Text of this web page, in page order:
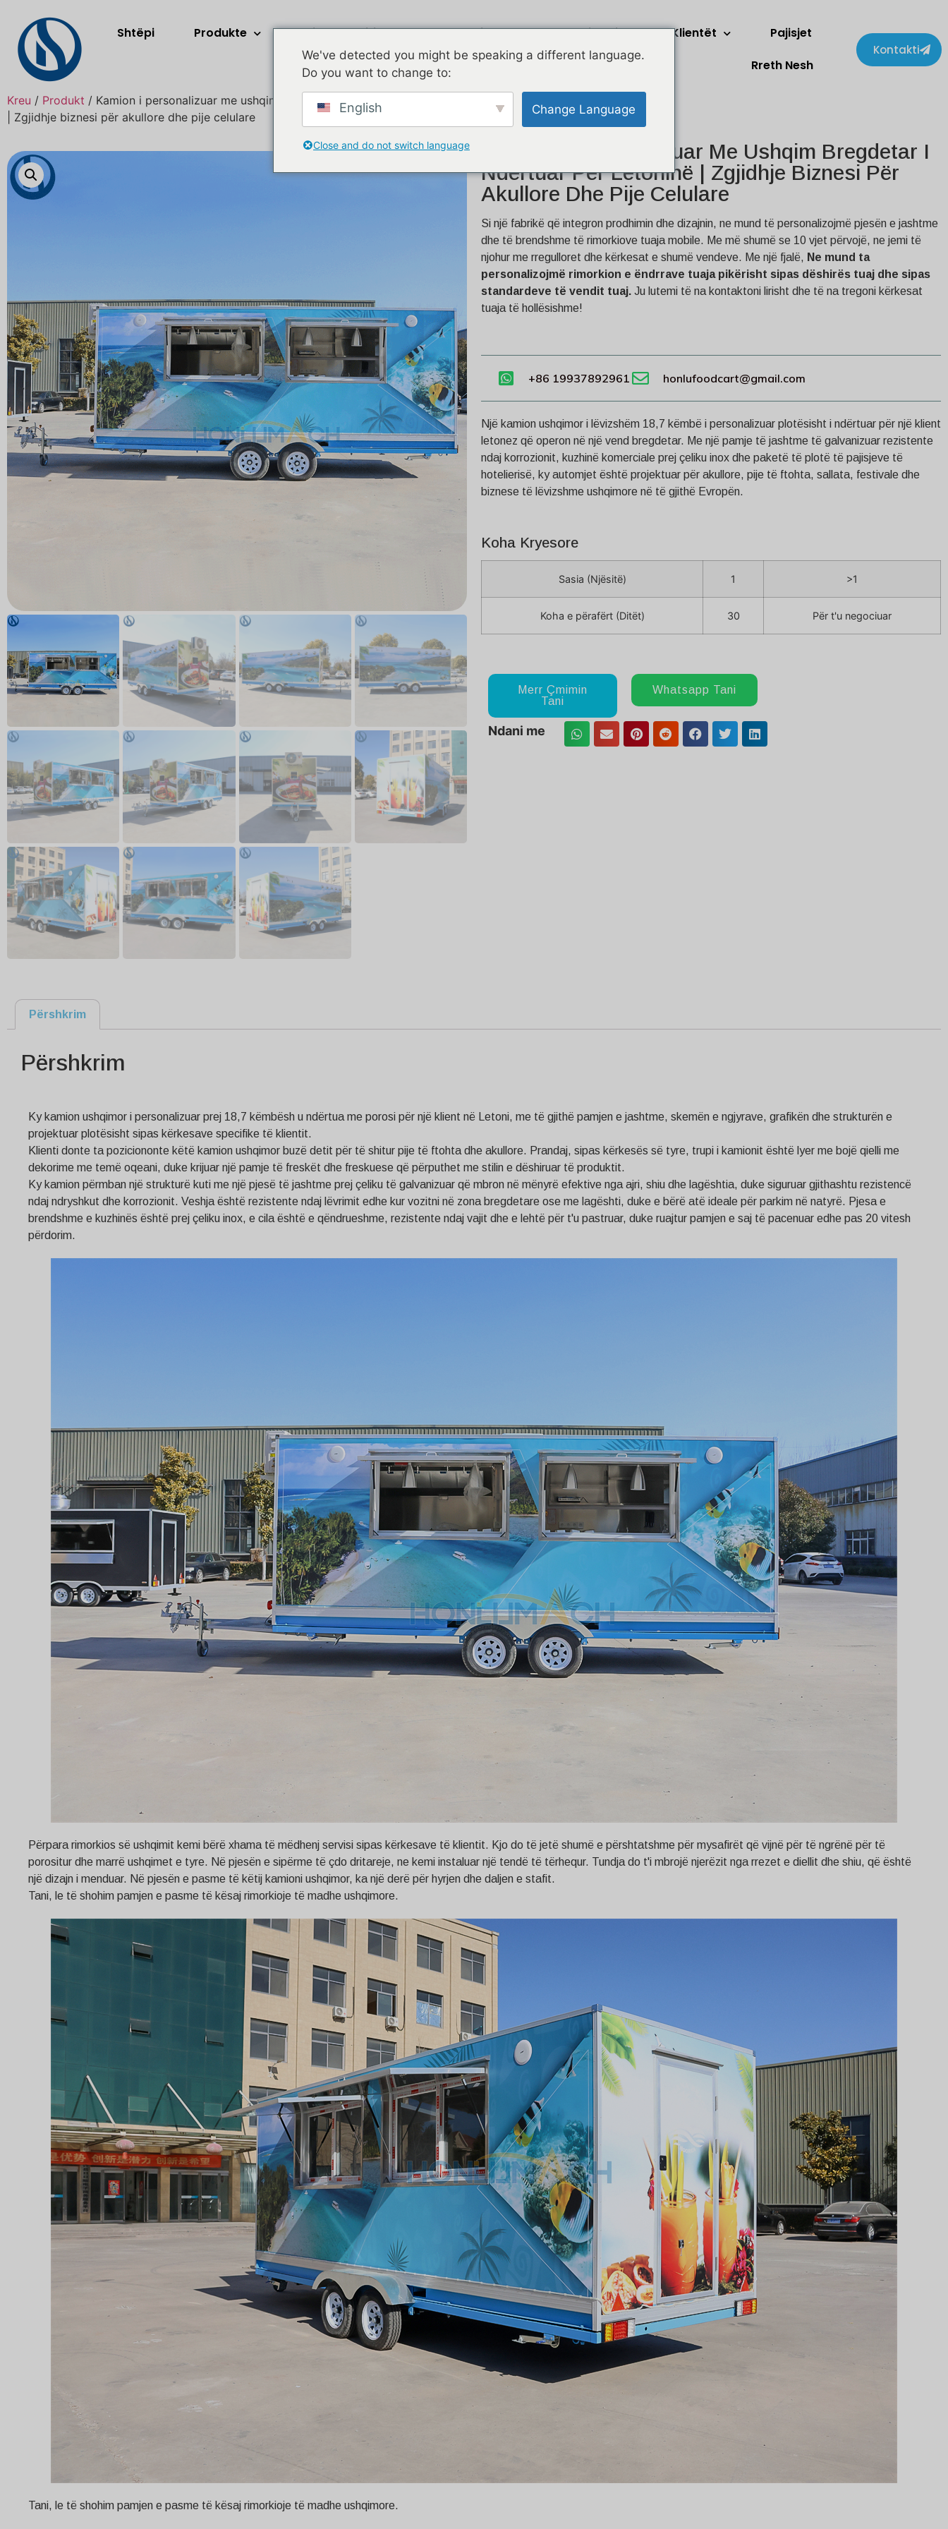
Shtëpi Produkte Rrjedha e ajrit I galvanizuar Dy histori Klientët
Pajisjet
Rreth Nesh
Kontakti
Kreu / Produkt / Kamion i personalizuar me ushqim bregdetar i ndërtuar për Letoninë
| Zgjidhje biznesi për akullore dhe pije celulare
Kamion I Personalizuar Me Ushqim Bregdetar I
Ndërtuar Për Letoninë | Zgjidhje Biznesi Për
Akullore Dhe Pije Celulare
Si një fabrikë që integron prodhimin dhe dizajnin, ne mund të personalizojmë pjesën e jashtme
dhe të brendshme të rimorkiove tuaja mobile. Me më shumë se 10 vjet përvojë, ne jemi të
njohur me rregulloret dhe kërkesat e shumë vendeve. Me një fjalë, Ne mund ta
personalizojmë rimorkion e ëndrrave tuaja pikërisht sipas dëshirës tuaj dhe sipas
standardeve të vendit tuaj. Ju lutemi të na kontaktoni lirisht dhe të na tregoni kërkesat
tuaja të hollësishme!
+86 19937892961 honlufoodcart@gmail.com
Një kamion ushqimor i lëvizshëm 18,7 këmbë i personalizuar plotësisht i ndërtuar për një klient
letonez që operon në një vend bregdetar. Me një pamje të jashtme të galvanizuar rezistente
ndaj korrozionit, kuzhinë komerciale prej çeliku inox dhe paketë të plotë të pajisjeve të
hotelierisë, ky automjet është projektuar për akullore, pije të ftohta, sallata, festivale dhe
biznese të lëvizshme ushqimore në të gjithë Evropën.
Koha Kryesore
Sasia (Njësitë) 1 >1
Koha e përafërt (Ditët) 30 Për t'u negociuar
Merr Çmimin
Tani
Whatsapp Tani
Ndani me
Përshkrim
Përshkrim
Ky kamion ushqimor i personalizuar prej 18,7 këmbësh u ndërtua me porosi për një klient në Letoni, me të gjithë pamjen e jashtme, skemën e ngjyrave, grafikën dhe strukturën e
projektuar plotësisht sipas kërkesave specifike të klientit.
Klienti donte ta poziciononte këtë kamion ushqimor buzë detit për të shitur pije të ftohta dhe akullore. Prandaj, sipas kërkesës së tyre, trupi i kamionit është lyer me bojë qielli me
dekorime me temë oqeani, duke krijuar një pamje të freskët dhe freskuese që përputhet me stilin e dëshiruar të produktit.
Ky kamion përmban një strukturë kuti me një pjesë të jashtme prej çeliku të galvanizuar që mbron në mënyrë efektive nga ajri, shiu dhe lagështia, duke siguruar gjithashtu rezistencë
ndaj ndryshkut dhe korrozionit. Veshja është rezistente ndaj lëvrimit edhe kur vozitni në zona bregdetare ose me lagështi, duke e bërë atë ideale për parkim në natyrë. Pjesa e
brendshme e kuzhinës është prej çeliku inox, e cila është e qëndrueshme, rezistente ndaj vajit dhe e lehtë për t'u pastruar, duke ruajtur pamjen e saj të pacenuar edhe pas 20 vitesh
përdorim.
Përpara rimorkios së ushqimit kemi bërë xhama të mëdhenj servisi sipas kërkesave të klientit. Kjo do të jetë shumë e përshtatshme për mysafirët që vijnë për të ngrënë për të
porositur dhe marrë ushqimet e tyre. Në pjesën e sipërme të çdo dritareje, ne kemi instaluar një tendë të tërhequr. Tundja do t'i mbrojë njerëzit nga rrezet e diellit dhe shiu, që është
një dizajn i menduar. Në pjesën e pasme të këtij kamioni ushqimor, ka një derë për hyrjen dhe daljen e stafit.
Tani, le të shohim pamjen e pasme të kësaj rimorkioje të madhe ushqimore.
Tani, le të shohim pamjen e pasme të kësaj rimorkioje të madhe ushqimore.
We've detected you might be speaking a different language.
Do you want to change to:
English Change Language
Close and do not switch language